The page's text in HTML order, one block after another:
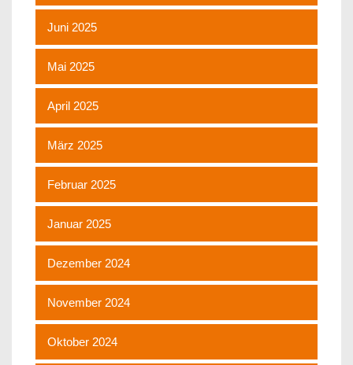
Juni 2025
Mai 2025
April 2025
März 2025
Februar 2025
Januar 2025
Dezember 2024
November 2024
Oktober 2024